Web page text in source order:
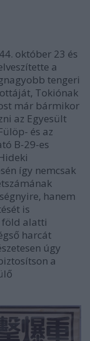
október 23 és
a
tengeri
Tokiónak
már bármikor
az Egyesült
és az
B-29-es
így nemcsak
hanem
is
föld alatti
harcát
úgy
a